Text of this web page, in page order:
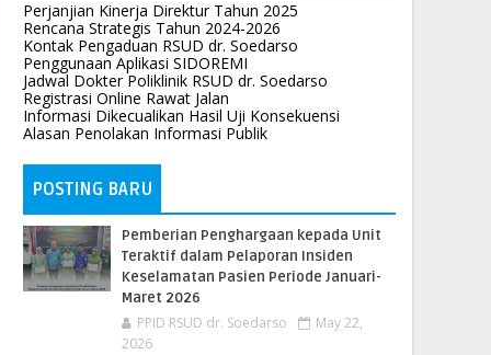
Perjanjian Kinerja Direktur Tahun 2025
Rencana Strategis Tahun 2024-2026
Kontak Pengaduan RSUD dr. Soedarso
Penggunaan Aplikasi SIDOREMI
Jadwal Dokter Poliklinik RSUD dr. Soedarso
Registrasi Online Rawat Jalan
Informasi Dikecualikan Hasil Uji Konsekuensi
Alasan Penolakan Informasi Publik
POSTING BARU
Pemberian Penghargaan kepada Unit
Teraktif dalam Pelaporan Insiden
Keselamatan Pasien Periode Januari-
Maret 2026
PPID RSUD dr. Soedarso
May 22,
2026